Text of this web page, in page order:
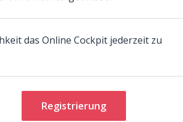
das Online Cockpit jederzeit zu
Registrierung